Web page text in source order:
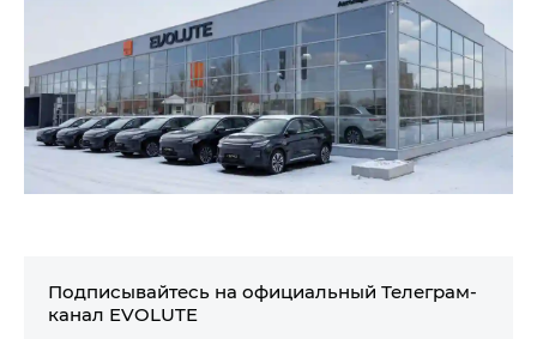
Подписывайтесь на официальный Телеграм-
канал EVOLUTE